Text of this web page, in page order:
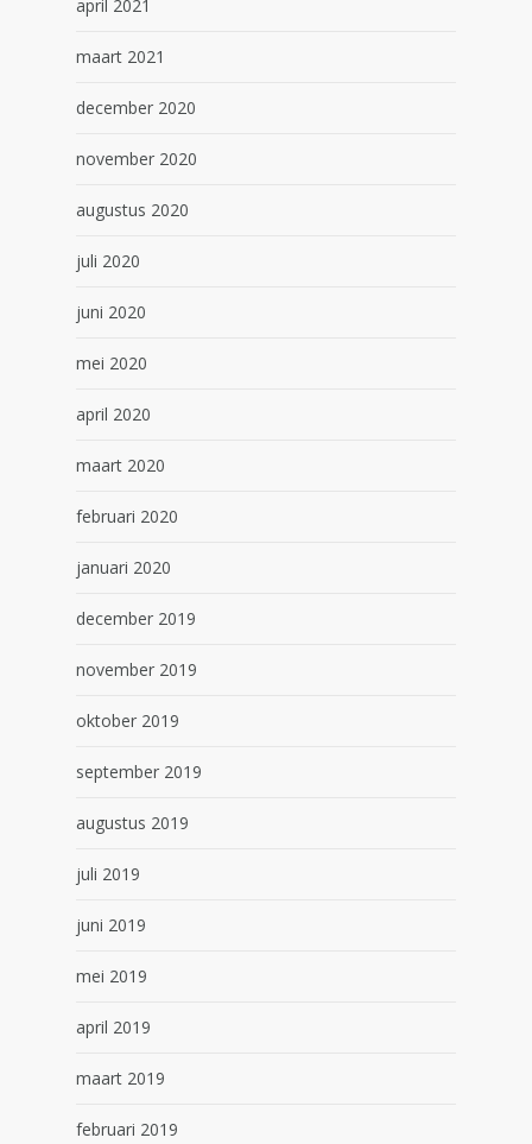
april 2021
maart 2021
december 2020
november 2020
augustus 2020
juli 2020
juni 2020
mei 2020
april 2020
maart 2020
februari 2020
januari 2020
december 2019
november 2019
oktober 2019
september 2019
augustus 2019
juli 2019
juni 2019
mei 2019
april 2019
maart 2019
februari 2019